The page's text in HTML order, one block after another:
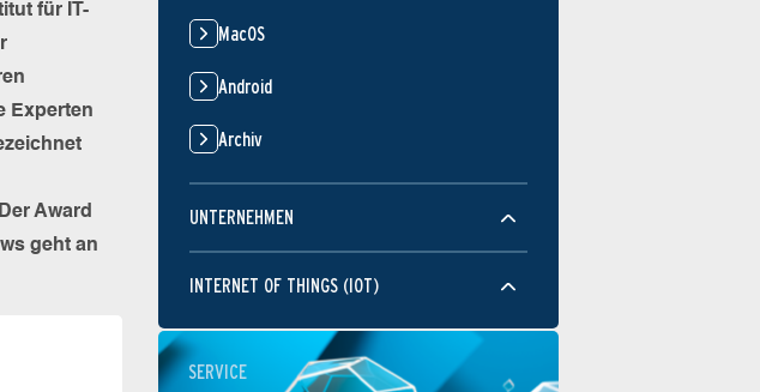
für IT-
Experten
Award
geht an
MacOS
Android
Archiv
UNTERNEHMEN
INTERNET OF THINGS (IOT)
SERVICE